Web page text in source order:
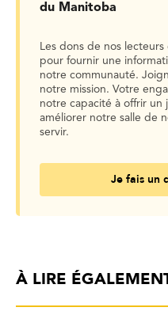
du Manitoba
Les dons de nos
pour fournir une
notre communauté.
notre mission. Votre
notre capacité à offrir un
améliorer notre salle de
servir.
Je fais un
À LIRE